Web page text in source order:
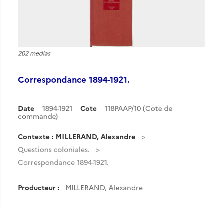
202 medias
Correspondance 1894-1921.
Date 1894-1921 Cote
118PAAP/10 (Cote de
commande)
Contexte : MILLERAND, Alexandre
Questions coloniales.
Correspondance 1894-1921.
Producteur : MILLERAND, Alexandre